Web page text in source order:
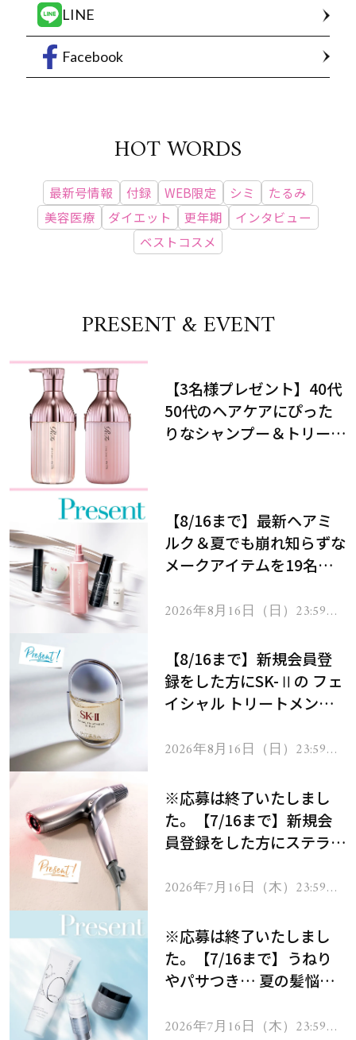
LINE
Facebook
HOT WORDS
最新号情報 付録 WEB限定 シミ
たるみ
美容医療
ダイエット 更年期
インタビュー
ベストコスメ
PRESENT & EVENT
【3名様プレゼント】40代
50代のヘアケアにぴった
りなシャンプー＆トリート
【8/16まで】最新ヘアミ
ルク＆夏でも崩れ知らずな
メークアイテムを19名様
2026年8月16日（日）23:59ま
【8/16まで】新規会員登
録をした方にSK-Ⅱの フェ
イシャル トリートメント
2026年8月16日（日）23:59ま
※応募は終了いたしまし
た。【7/16まで】新規会
員登録をした方にステラボ
ヘアドライヤー ジュエル
2026年7月16日（木）23:59ま
※応募は終了いたしまし
た。【7/16まで】うねり
やパサつき… 夏の髪悩み
ムを13名様にプレゼン
2026年7月16日（木）23:59ま